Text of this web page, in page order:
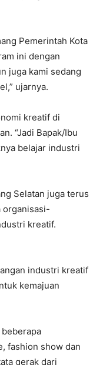
Pemerintah Kota
ini dengan
juga kami sedang
ujarnya.
kreatif di
“Jadi Bapak/Ibu
belajar industri
Selatan juga terus
organisasi-
kreatif.
industri kreatif
kemajuan
fashion show dan
gerak dari